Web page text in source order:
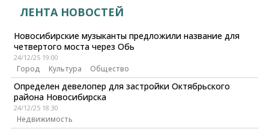
ЛЕНТА НОВОСТЕЙ
Новосибирские музыканты предложили название для
четвертого моста через Обь
24/12/25 19:00
Город Культура Общество
Определен девелопер для застройки Октябрьского
района Новосибирска
24/12/25 18:30
Недвижимость